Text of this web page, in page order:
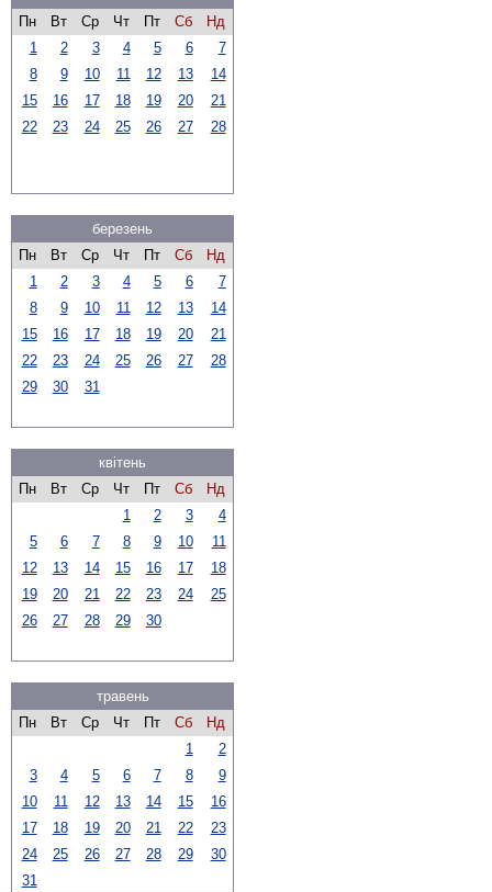
Пн
Вт Ср Чт Пт Сб
Нд
1
2 3 4 5 6
7
8
9 10 11 12 13
14
15
16 17 18 19 20
21
22
23 24 25 26 27 28
березень
Пн
Вт Ср Чт Пт Сб
Нд
1
2 3 4 5 6
7
8
9 10 11 12 13
14
15
16 17 18 19 20
21
22
23 24 25 26 27
28
29
30 31
квітень
Пн
Вт Ср Чт Пт Сб
Нд
1
2 3
4
5
6 7 8 9 10
11
12
13 14 15 16 17
18
19
20 21 22 23 24
25
26
27 28 29 30
травень
Пн
Вт Ср Чт Пт Сб
Нд
1
2
3
4 5 6 7 8
9
10
11 12 13 14 15
16
17
18 19 20 21 22
23
24
25 26 27 28 29
30
31